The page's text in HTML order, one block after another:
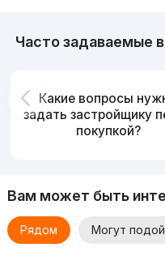
Часто задаваемые
Какие вопросы
задать застройщику
покупкой?
Вам может быть
Рядом Могут